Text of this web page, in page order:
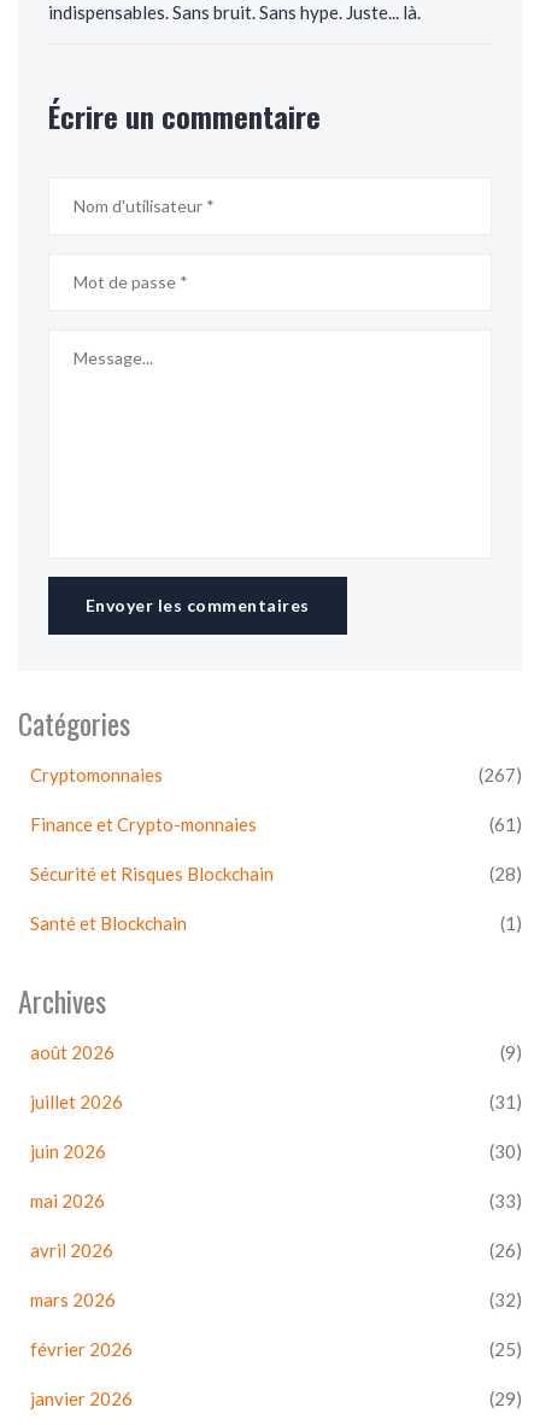
indispensables. Sans bruit. Sans hype. Juste... là.
Écrire un commentaire
Envoyer les commentaires
Catégories
Cryptomonnaies (267)
Finance et Crypto-monnaies (61)
Sécurité et Risques Blockchain (28)
Santé et Blockchain (1)
Archives
août 2026 (9)
juillet 2026 (31)
juin 2026 (30)
mai 2026 (33)
avril 2026 (26)
mars 2026 (32)
février 2026 (25)
janvier 2026 (29)